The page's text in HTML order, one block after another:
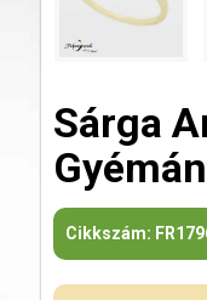
Sárga
Cikkszám: